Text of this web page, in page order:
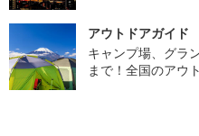
アウトドアガイド
キャンプ場、グラ
まで！全国のアウ